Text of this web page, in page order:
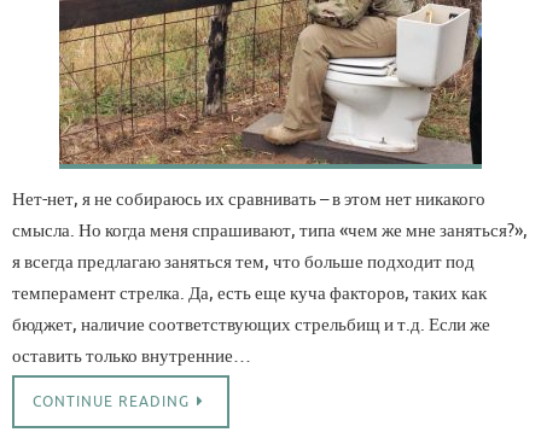
Нет-нет, я не собираюсь их сравнивать – в этом нет никакого
смысла. Но когда меня спрашивают, типа «чем же мне заняться?»,
я всегда предлагаю заняться тем, что больше подходит под
темперамент стрелка. Да, есть еще куча факторов, таких как
бюджет, наличие соответствующих стрельбищ и т.д. Если же
оставить только внутренние…
CONTINUE READING